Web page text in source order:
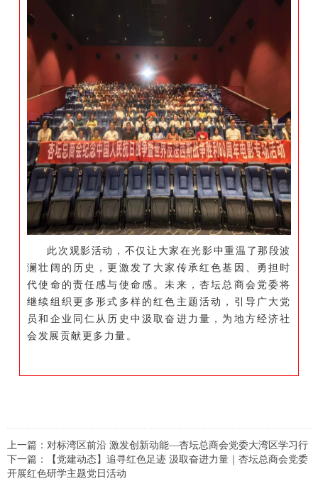
此次观影活动，不仅让大家在光影中重温了那段波
澜壮阔的历史，更激发了大家传承红色基因、勇担时
代使命的责任感与使命感。未来，杏坛总商会党委将
继续组织更多形式多样的红色主题活动，引导广大党
员和企业同仁从历史中汲取奋进力量，为地方经济社
会发展贡献更多力量。
上一篇：对标湾区前沿 激发创新动能—杏坛总商会党委大湾区学习行
下一篇：【党建动态】追寻红色足迹 汲取奋进力量｜杏坛总商会党委
开展红色研学主题党日活动